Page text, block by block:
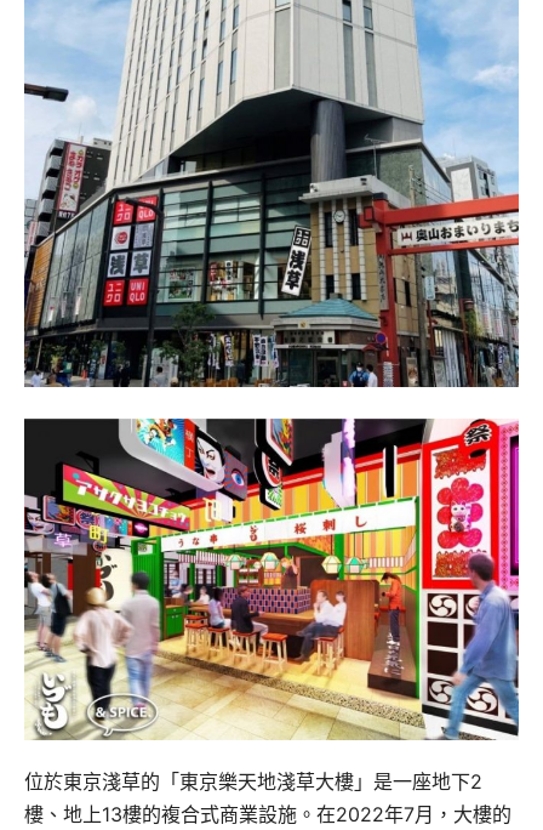
位於東京淺草的「東京樂天地淺草大樓」是一座地下2
樓、地上13樓的複合式商業設施。在2022年7月，大樓的